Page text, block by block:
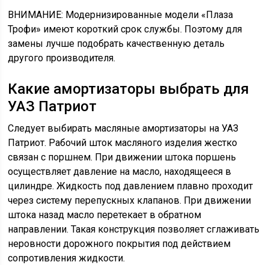
ВНИМАНИЕ: Модернизированные модели «Плаза
Трофи» имеют короткий срок службы. Поэтому для
замены лучше подобрать качественную деталь
другого производителя.
Какие амортизаторы выбрать для
УАЗ Патриот
Следует выбирать масляные амортизаторы на УАЗ
Патриот. Рабочий шток масляного изделия жестко
связан с поршнем. При движении штока поршень
осуществляет давление на масло, находящееся в
цилиндре. Жидкость под давлением плавно проходит
через систему перепускных клапанов. При движении
штока назад масло перетекает в обратном
направлении. Такая конструкция позволяет сглаживать
неровности дорожного покрытия под действием
сопротивления жидкости.